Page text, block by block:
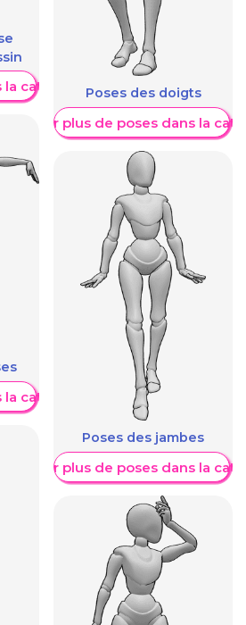
la catégorie
catégorie
Poses des doigts
Afficher plus de poses dans la
Poses des jambes
Afficher plus de poses dans la